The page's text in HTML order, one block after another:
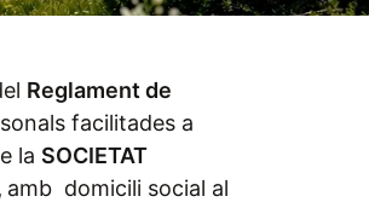
Reglament de
facilitades a
la SOCIETAT
amb domicili social al